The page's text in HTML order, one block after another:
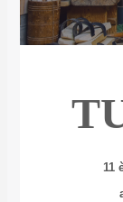
11